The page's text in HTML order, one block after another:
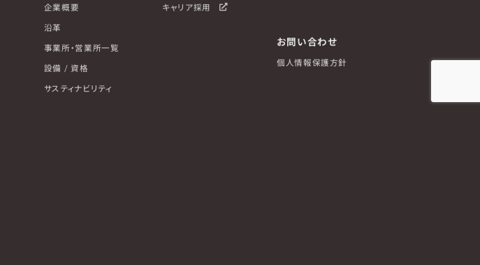
企業概要
沿革
事業所・営業所一覧
設備 / 資格
サスティナビリティ
キャリア採用
お問い合わせ
個人情報保護方針